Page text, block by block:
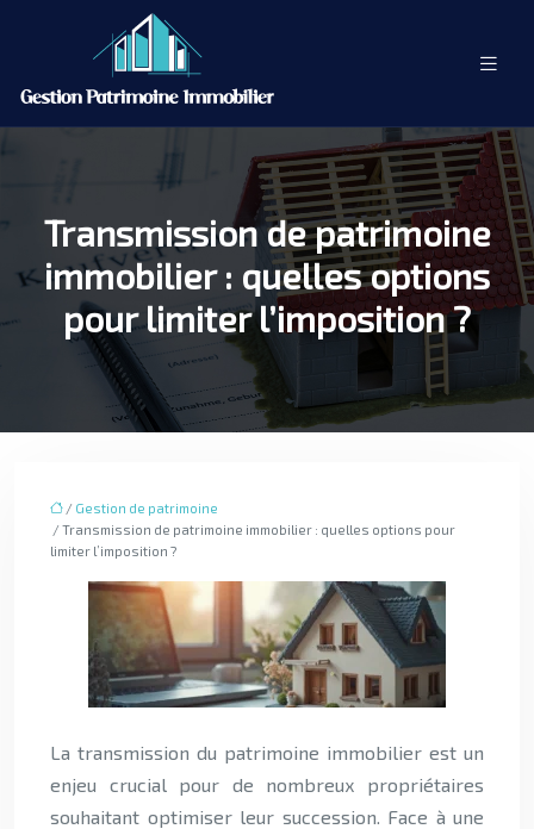
Transmission de patrimoine
immobilier : quelles options
pour limiter l’imposition ?
/ Gestion de patrimoine
/ Transmission de patrimoine immobilier : quelles options pour
limiter l’imposition ?
La transmission du patrimoine immobilier est un
enjeu crucial pour de nombreux propriétaires
souhaitant optimiser leur succession. Face à une